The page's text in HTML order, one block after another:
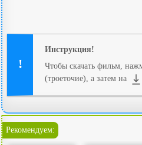
Инструкция!
Чтобы скачать фильм,
(троеточие), а затем на
Рекомендуем: